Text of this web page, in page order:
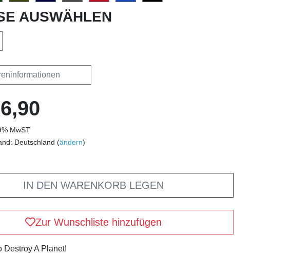
AUSWÄHLEN
MwST
Deutschland (ändern)
IN DEN WARENKORB LEGEN
Zur Wunschliste hinzufügen
Destroy A Planet!